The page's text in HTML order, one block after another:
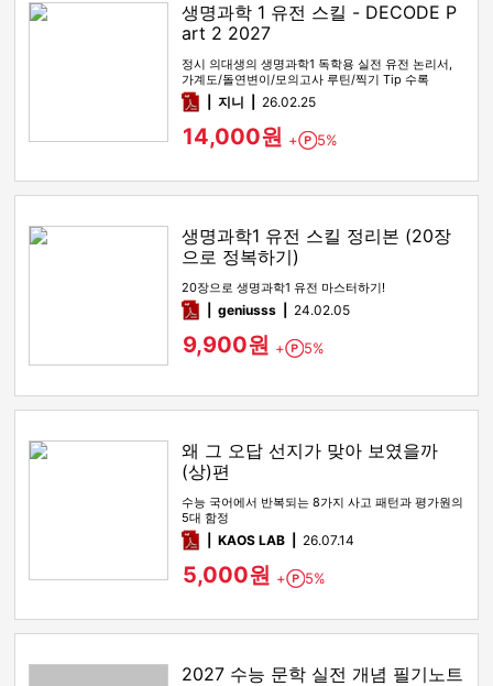
생명과학 1 유전 스킬 - DECODE P
art 2 2027
정시 의대생의 생명과학1 독학용 실전 유전 논리서,
가계도/돌연변이/모의고사 루틴/찍기 Tip 수록
pdf지니 26.02.25
14,000원 + Point
5%
생명과학1 유전 스킬 정리본 (20장
으로 정복하기)
20장으로 생명과학1 유전 마스터하기!
pdfgeniusss 24.02.05
9,900원 + Point
5%
왜 그 오답 선지가 맞아 보였을까
(상)편
수능 국어에서 반복되는 8가지 사고 패턴과 평가원의
5대 함정
pdfKAOS LAB 26.07.14
5,000원 + Point
5%
2027 수능 문학 실전 개념 필기노트